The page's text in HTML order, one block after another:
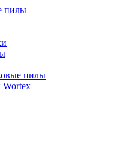
пилы
пилы